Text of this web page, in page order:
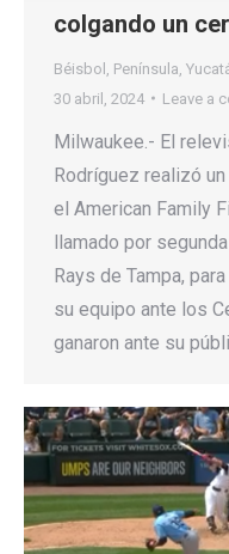
colgando un
Béisbol Península
30 abril, 2024
Leave a
Milwaukee.- El
Rodríguez realizó
el American Family
llamado por
Rays de Tampa,
su equipo ante los
ganaron ante su